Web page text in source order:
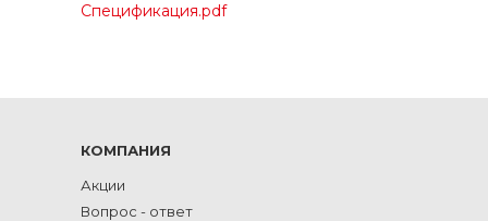
Спецификация.pdf
КОМПАНИЯ
Акции
Вопрос - ответ